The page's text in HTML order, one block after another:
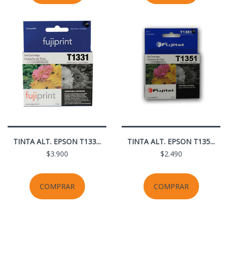
TINTA ALT. EPSON T133...
$3.900
COMPRAR
TINTA ALT. EPSON T135...
$2.490
COMPRAR